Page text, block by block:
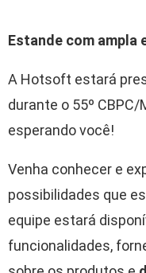
Estande com ampla
A Hotsoft estará
durante o 55º
esperando você!
Venha conhecer e
possibilidades que
equipe estará
funcionalidades,